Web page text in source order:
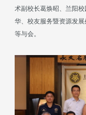
术副校长葛焕昭、兰阳
华、校友服务暨资源发
等与会。